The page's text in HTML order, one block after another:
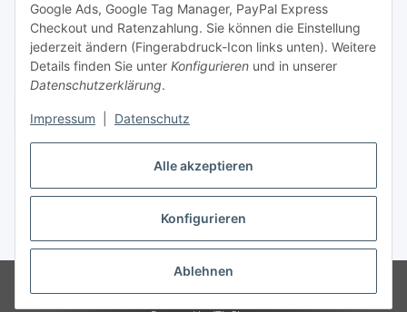
Alle akzeptieren
Konfigurieren
Ablehnen
Google Ads, Google Tag Manager, PayPal Express
Checkout und Ratenzahlung. Sie können die Einstellung
jederzeit ändern (Fingerabdruck-Icon links unten). Weitere
Details finden Sie unter Konfigurieren und in unserer
Datenschutzerklärung.
Impressum Datenschutz
Lampenreparatur
Lichtservice für Senioren
Vertrag widerrufen
* Alle Preise inkl. gesetzlicher USt., ** siehe Lieferbedingungen, zzgl.
Versand
Endkunden und Wiederverkäufer